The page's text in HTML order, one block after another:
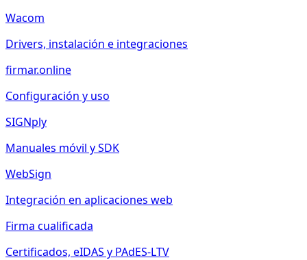
Wacom
Drivers, instalación e integraciones
firmar.online
Configuración y uso
SIGNply
Manuales móvil y SDK
WebSign
Integración en aplicaciones web
Firma cualificada
Certificados, eIDAS y PAdES-LTV